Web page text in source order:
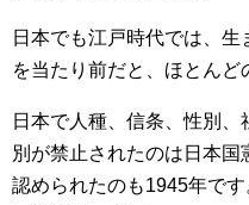
日本でも江戸時代では、
を当たり前だと、ほとんど
日本で人種、信条、性別
別が禁止されたのは日本
認められたのも1945年で